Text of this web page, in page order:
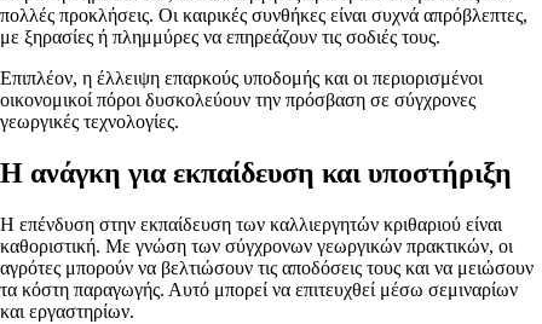
πολλές προκλήσεις. Οι καιρικές συνθήκες είναι συχνά απρόβλεπτες,
με ξηρασίες ή πλημμύρες να επηρεάζουν τις σοδιές τους.
Επιπλέον, η έλλειψη επαρκούς υποδομής και οι περιορισμένοι
οικονομικοί πόροι δυσκολεύουν την πρόσβαση σε σύγχρονες
γεωργικές τεχνολογίες.
Η ανάγκη για εκπαίδευση και υποστήριξη
Η επένδυση στην εκπαίδευση των καλλιεργητών κριθαριού είναι
καθοριστική. Με γνώση των σύγχρονων γεωργικών πρακτικών, οι
αγρότες μπορούν να βελτιώσουν τις αποδόσεις τους και να μειώσουν
τα κόστη παραγωγής. Αυτό μπορεί να επιτευχθεί μέσω σεμιναρίων
και εργαστηρίων.